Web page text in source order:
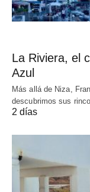
La Riviera, el
Azul
Más allá de Niza,
descubrimos sus
2 días